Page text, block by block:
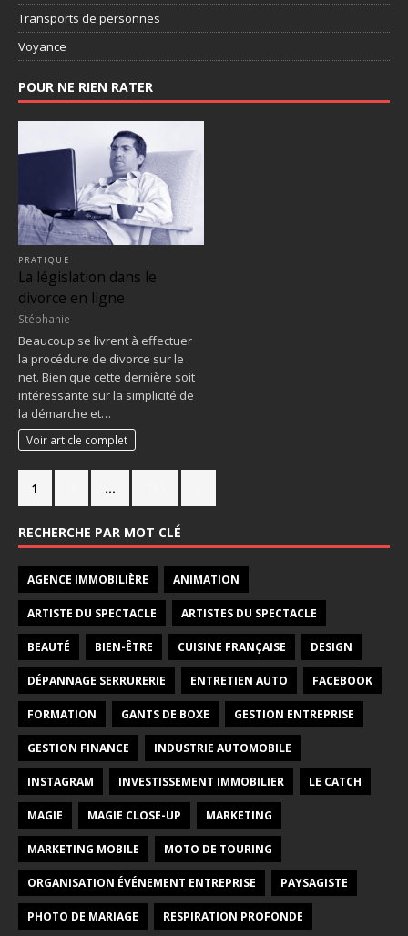
Transports de personnes
Voyance
POUR NE RIEN RATER
PRATIQUE
La législation dans le
divorce en ligne
Stéphanie
Beaucoup se livrent à effectuer
la procédure de divorce sur le
net. Bien que cette dernière soit
intéressante sur la simplicité de
la démarche et…
Voir article complet
1 …
RECHERCHE PAR MOT CLÉ
AGENCE IMMOBILIÈRE ANIMATION
ARTISTE DU SPECTACLE ARTISTES DU SPECTACLE
BEAUTÉ BIEN-ÊTRE CUISINE FRANÇAISE DESIGN
DÉPANNAGE SERRURERIE ENTRETIEN AUTO FACEBOOK
FORMATION GANTS DE BOXE GESTION ENTREPRISE
GESTION FINANCE INDUSTRIE AUTOMOBILE
INSTAGRAM INVESTISSEMENT IMMOBILIER LE CATCH
MAGIE MAGIE CLOSE-UP MARKETING
MARKETING MOBILE MOTO DE TOURING
ORGANISATION ÉVÉNEMENT ENTREPRISE PAYSAGISTE
PHOTO DE MARIAGE RESPIRATION PROFONDE